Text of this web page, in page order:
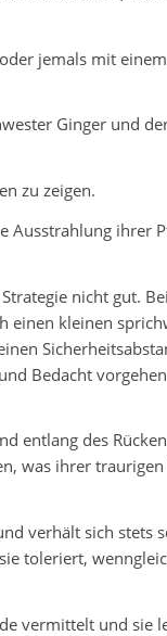
jemals mit
Ginger und
zu zeigen.
Ausstrahlung ihrer
nicht gut.
einen kleinen
Bedacht
entlang des
was ihrer traurigen
verhält sich stets
toleriert,
vermittelt und sie